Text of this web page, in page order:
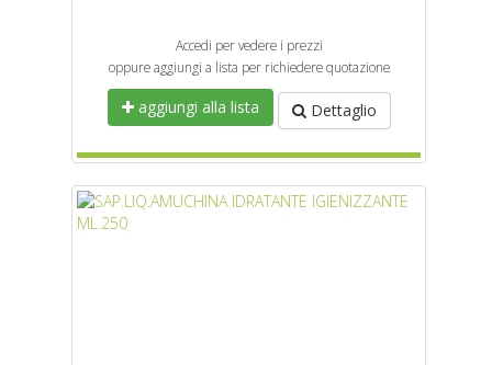
Accedi per vedere i prezzi
oppure aggiungi a lista per richiedere quotazione
aggiungi alla lista Dettaglio